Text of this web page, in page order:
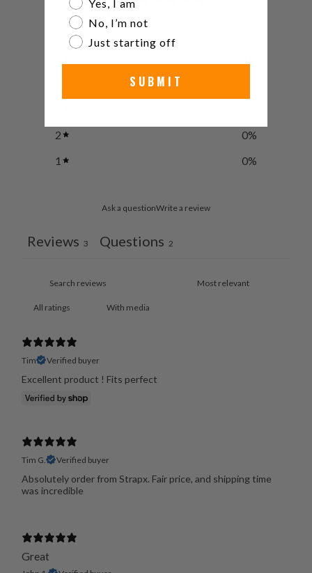
2
0%
1
0%
Ask a questionWrite a review
Reviews 3 Questions 2
With media
Tim Verified buyer
Excellent product ! Fits perfect
Tim G. Verified buyer
Absolutely order from Strapx. Fair price, and shipping time
was incredible
Great
Yes, I am
No, I’m not
Just starting off
SUBMIT